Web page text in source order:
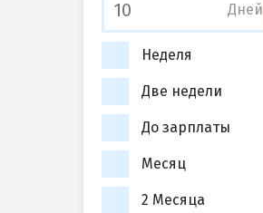
Дней
Неделя
Две недели
До зарплаты
Месяц
2 Месяца